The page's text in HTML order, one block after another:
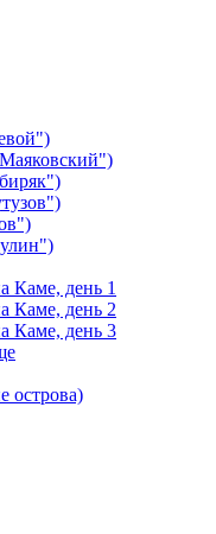
Каме, день 1
Каме, день 2
Каме, день 3
острова)